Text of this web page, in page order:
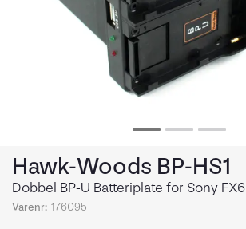
Hawk-Woods BP-HS1
Dobbel BP-U Batteriplate for Sony FX6
Varenr: 176095